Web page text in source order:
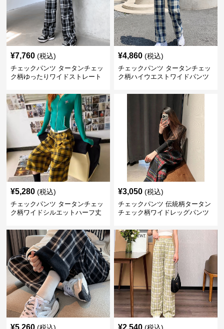
¥7,760 (税込)
チェックパンツ タータンチェッ
ク柄ゆったりワイドストレート
¥4,860 (税込)
チェックパンツ タータンチェッ
ク柄ハイウエストワイドパンツ
¥5,280 (税込)
チェックパンツ タータンチェッ
ク柄ワイドシルエットハーフ丈
¥3,050 (税込)
チェックパンツ 伝統柄タータン
チェック柄ワイドレッグパンツ
¥5,260 ¥2,540